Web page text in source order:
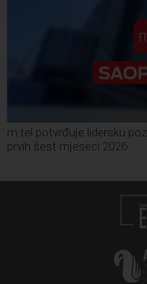
m:tel potvrđuje lidersku
prvih šest mjeseci 2026.